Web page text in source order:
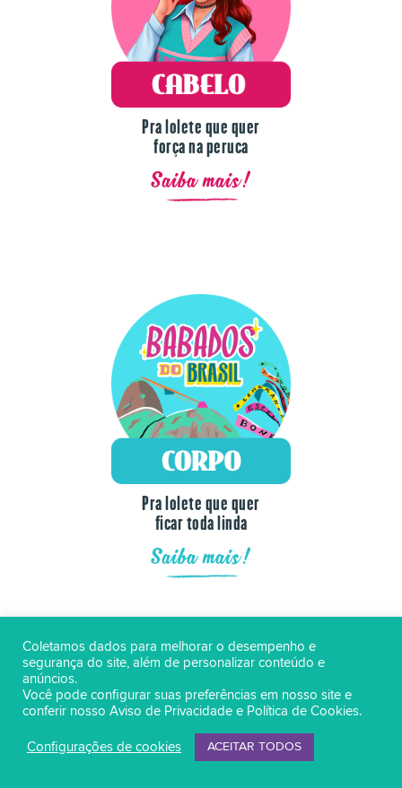
Pra lolete que quer
força na peruca
Saiba mais!
Pra lolete que quer
ficar toda linda
Saiba mais!
Coletamos dados para melhorar o desempenho e
segurança do site, além de personalizar conteúdo e
anúncios.
Você pode configurar suas preferências em nosso site e
conferir nosso Aviso de Privacidade e Política de Cookies.
Configurações de cookies ACEITAR TODOS